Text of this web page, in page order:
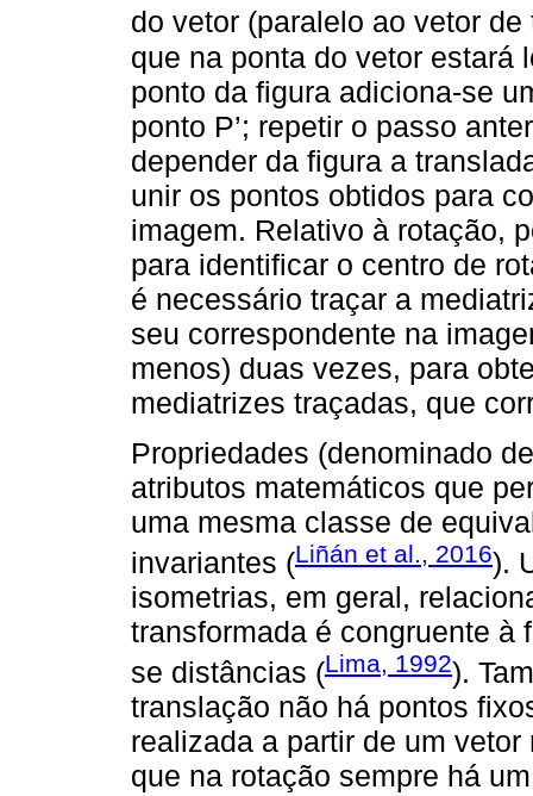
do vetor (paralelo ao vetor
que na ponta do vetor estará
ponto da figura adiciona-se
ponto P’; repetir o passo
depender da figura a
unir os pontos obtidos para
imagem. Relativo à rotação,
para identificar o centro de
é necessário traçar a
seu correspondente na
menos) duas vezes, para
mediatrizes traçadas, que
Propriedades (denominado
atributos matemáticos que
uma mesma classe de
invariantes (Liñán et al., 2016).
isometrias, em geral,
transformada é congruente à
se distâncias (Lima, 1992).
translação não há pontos
realizada a partir de um
que na rotação sempre há